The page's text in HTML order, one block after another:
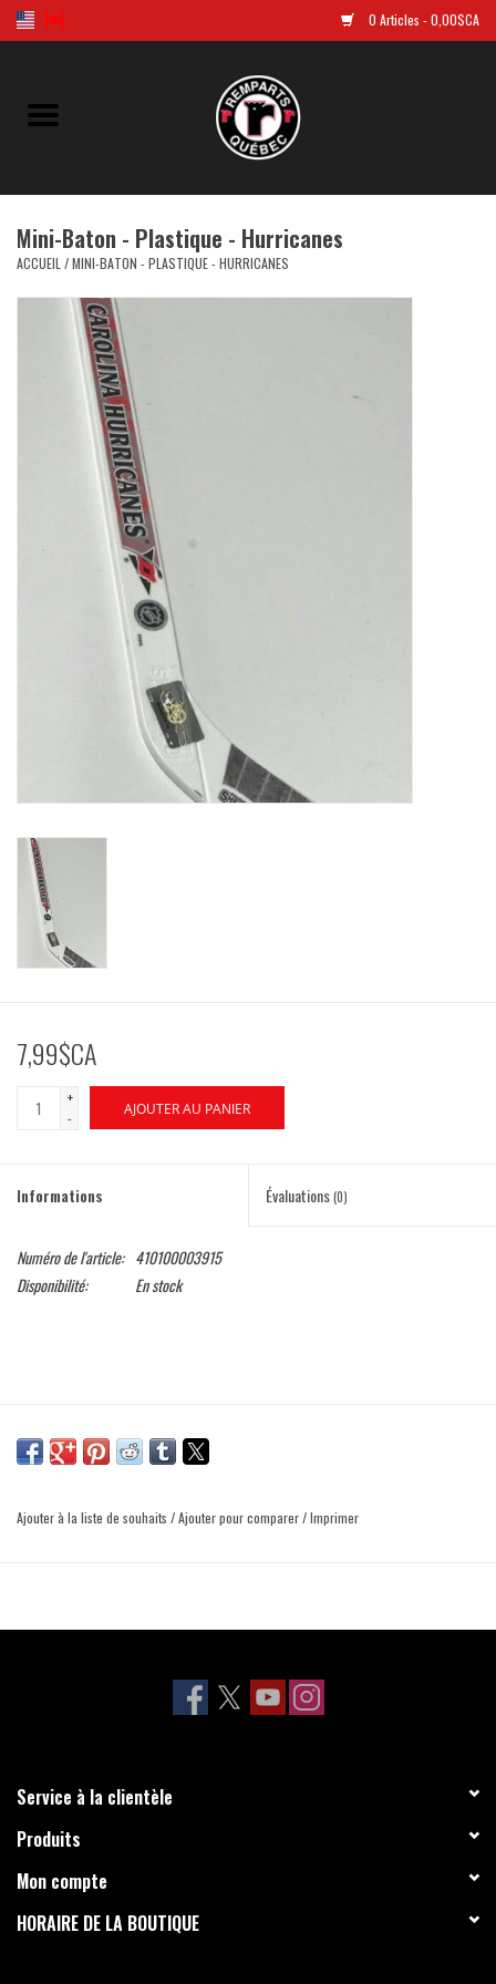
0 Articles - 0,00$CA
Accueil
Chandails Répliques
Vêtements
Tuques et casquettes
Mini-Baton - Plastique - Hurricanes
ACCUEIL /MINI-BATON - PLASTIQUE - HURRICANES
7,99$CA
+
-
AJOUTER AU PANIER
Informations Évaluations(0)
Numéro de l'article: 410100003915
Disponibilité:
En stock
Ajouter à la liste de souhaits /Ajouter pour comparer/Imprimer
Service à la clientèle
Produits
Mon compte
HORAIRE DE LA BOUTIQUE